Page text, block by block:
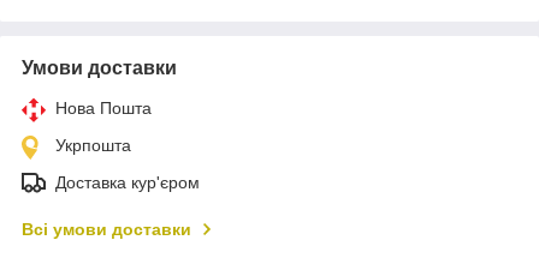
Умови доставки
Нова Пошта
Укрпошта
Доставка кур'єром
Всі умови доставки